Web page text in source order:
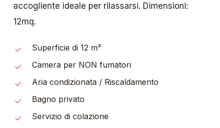
accogliente ideale per rilassarsi. Dimensioni:
12mq.
Superficie di 12 m²
Camera per NON fumatori
Aria condizionata / Riscaldamento
Bagno privato
Servizio di colazione